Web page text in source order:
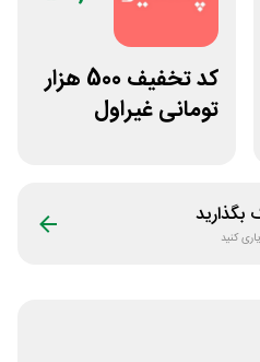
کد تخفیف 500 هزار
تومانی غیراول
بگذارید
کنید